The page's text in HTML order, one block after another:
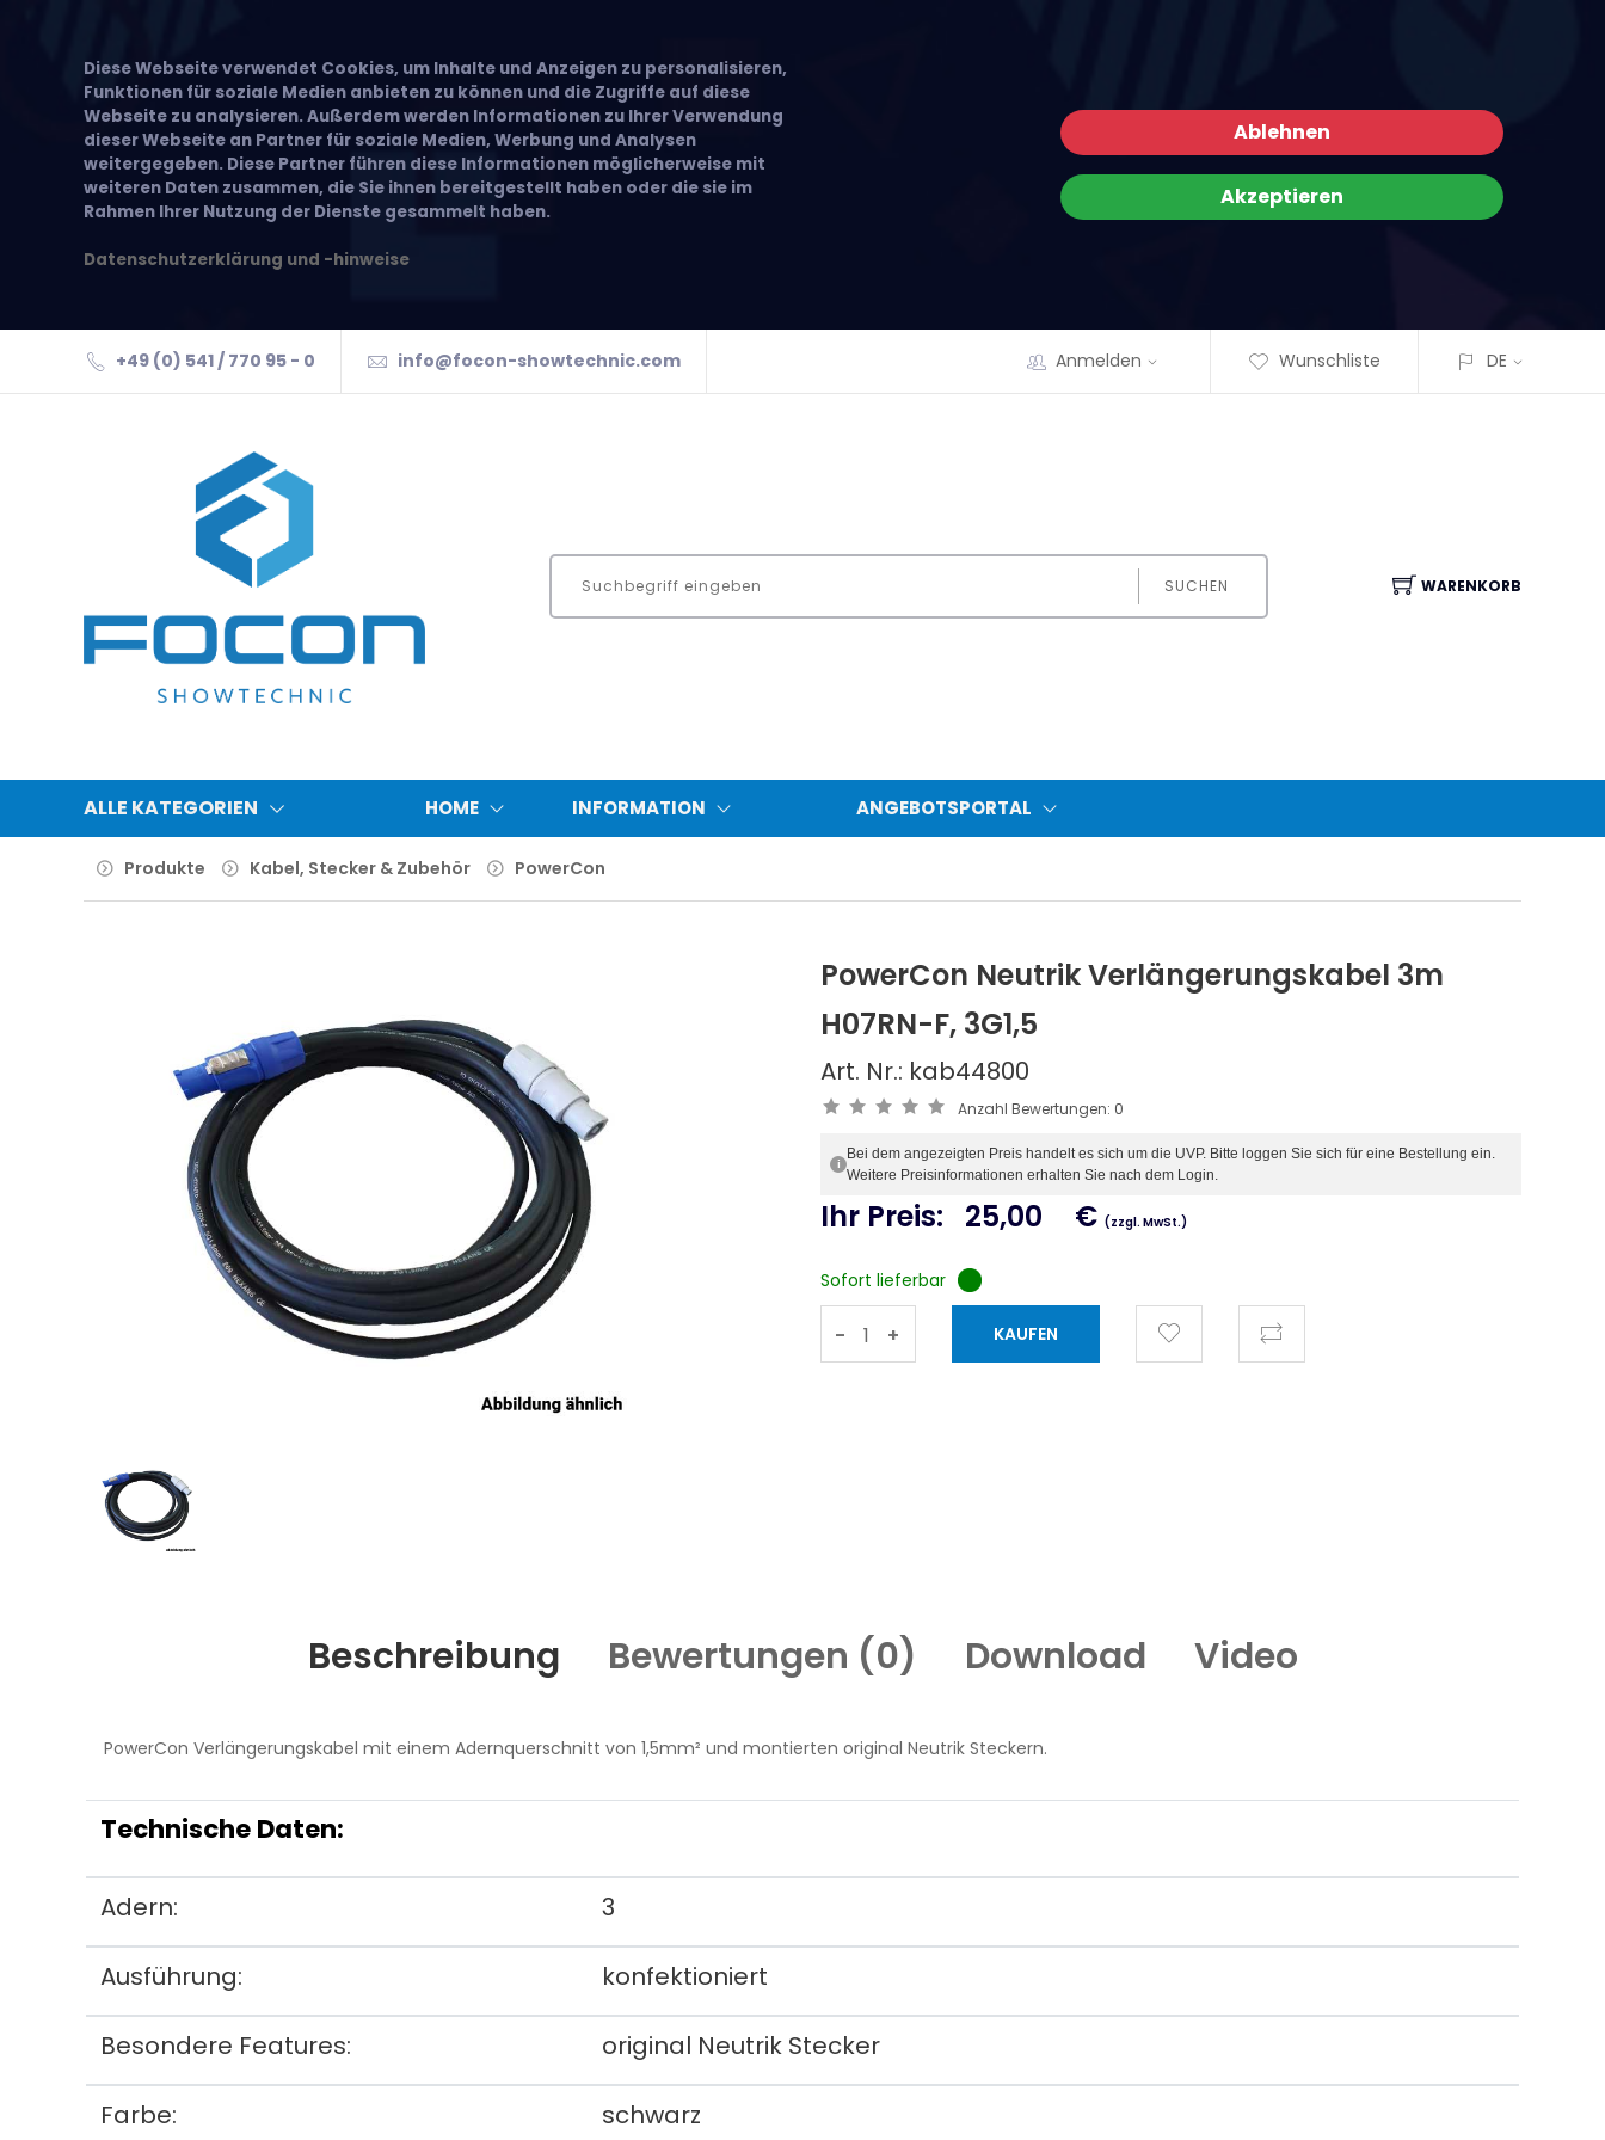
Diese Webseite verwendet Cookies, um Inhalte und Anzeigen zu personalisieren,
Funktionen für soziale Medien anbieten zu können und die Zugriffe auf diese
Webseite zu analysieren. Außerdem werden Informationen zu Ihrer Verwendung
dieser Webseite an Partner für soziale Medien, Werbung und Analysen
weitergegeben. Diese Partner führen diese Informationen möglicherweise mit
weiteren Daten zusammen, die Sie ihnen bereitgestellt haben oder die sie im
Rahmen Ihrer Nutzung der Dienste gesammelt haben.
Datenschutzerklärung und -hinweise
Ablehnen
Akzeptieren
+49 (0) 541 / 770 95 - 0 info@focon-showtechnic.com Anmelden Wunschliste DE
SUCHEN WARENKORB
ALLE KATEGORIEN HOME INFORMATION ANGEBOTSPORTAL
Produkte Kabel, Stecker & Zubehör PowerCon
PowerCon Neutrik Verlängerungskabel 3m
H07RN-F, 3G1,5
Art. Nr.: kab44800
Anzahl Bewertungen: 0
i
Bei dem angezeigten Preis handelt es sich um die UVP. Bitte loggen Sie sich für eine Bestellung ein.
Weitere Preisinformationen erhalten Sie nach dem Login.
Ihr Preis: 25,00 € (zzgl. MwSt.)
Sofort lieferbar
- +
Beschreibung Bewertungen (0) Download Video
PowerCon Verlängerungskabel mit einem Adernquerschnitt von 1,5mm² und montierten original Neutrik Steckern.
Technische Daten:
Adern: 3
Ausführung: konfektioniert
Besondere Features: original Neutrik Stecker
Farbe: schwarz